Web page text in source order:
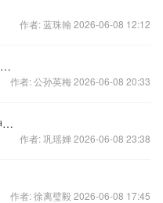
作者: 蓝珠翰 2026-06-08 12:12
《乱斗西游》闯关攻略第十九章第一关崔嵬险还魂
作者: 公孙英梅 2026-06-08 20:33
《三国合伙人》4月3-4月12踏春节神气飞扬
作者: 巩瑶婵 2026-06-08 23:38
作者: 徐离璧毅 2026-06-08 17:45